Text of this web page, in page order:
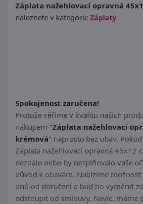
Záplata nažehlovací opravná
naleznete v kategorii: Záplaty
Spokojenost zaručena!
Protože věříme v kvalitu našich
nákupem "Záplata nažehlovací
krémová" naprosto bez obav.
Záplata nažehlovací opravná 45x12
nezdálo nebo by nesplňovalo vaše
důvod k obavám. Nabízíme
dnů od doručení a buď ho vyměnit
odstoupit od smlouvy. Navíc, máme